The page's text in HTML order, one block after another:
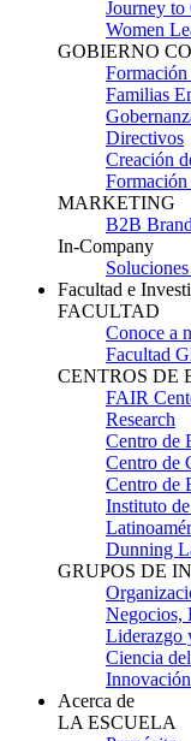
Journey to
Women
GOBIERNO
Familias
Directivos
Creación
MARKETING
B2B
In-Company
Facultad e
FACULTAD
Conoce a
Facultad
CENTROS DE
FAIR
Research
Centro de
Centro de
Centro de
Instituto
Dunning
GRUPOS DE
Negocios,
Liderazgo
Ciencia
Acerca de
LA ESCUELA